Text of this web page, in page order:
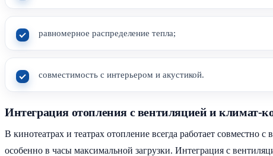
равномерное распределение тепла;
совместимость с интерьером и акустикой.
Интеграция отопления с вентиляцией и климат-
В кинотеатрах и театрах отопление всегда работает совместно
особенно в часы максимальной загрузки. Интеграция с